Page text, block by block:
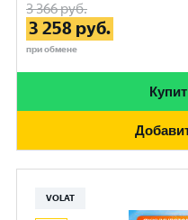
3 366руб.
3 258 руб.
при обмене
VOLAT